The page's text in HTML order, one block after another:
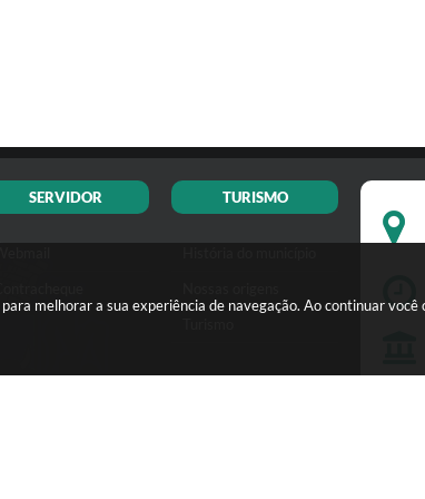
melhorar a sua experiência de navegação. Ao continuar você
SERVIDOR TURISMO